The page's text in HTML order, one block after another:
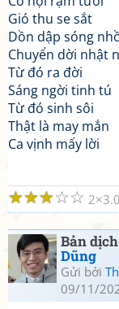
Gió thu se sắt
Dồn dập sóng
Chuyển dời nhật
Từ đó ra đời
Sáng ngời tinh tú
Từ đó sinh sôi
Thật là may mắn
Ca vịnh mấy lời
☆
☆
☆
☆
☆ 2
Bản
Dũng
Gửi bởi
09/11/